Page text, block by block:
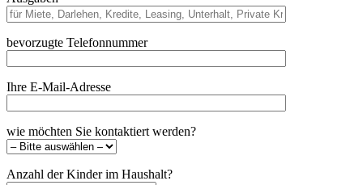
bevorzugte Telefonnummer
Ihre E-Mail-Adresse
wie möchten Sie kontaktiert werden?
Anzahl der Kinder im Haushalt?